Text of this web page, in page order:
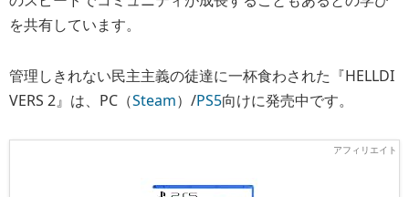
を共有しています。
管理しきれない民主主義の徒達に一杯食わされた『HELLDI
VERS 2』は、PC（Steam）/PS5向けに発売中です。